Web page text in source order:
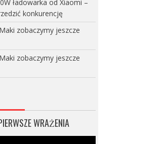
ładowarka od Xiaomi –
konkurencję
zobaczymy jeszcze
zobaczymy jeszcze
WRAŻENIA